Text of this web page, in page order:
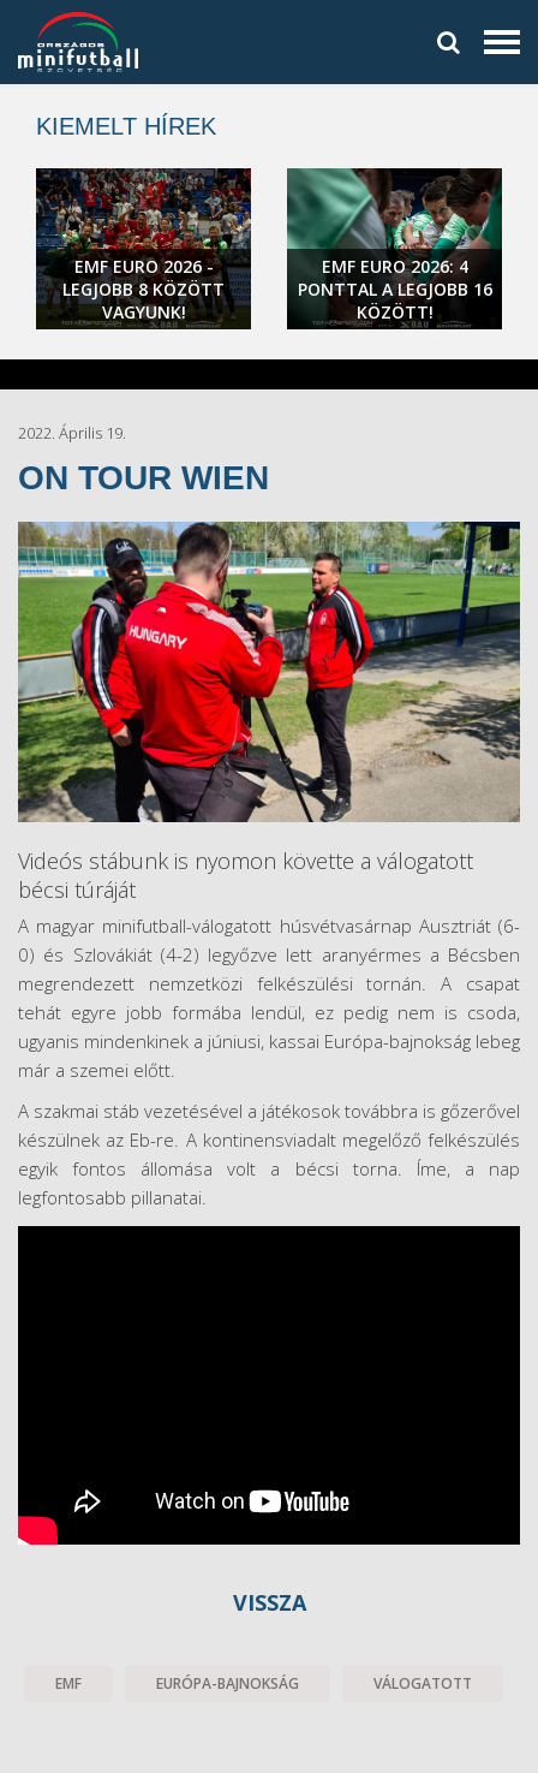
KIEMELT HÍREK
EMF EURO 2026 -
LEGJOBB 8 KÖZÖTT
VAGYUNK!
EMF EURO 2026: 4
PONTTAL A LEGJOBB 16
KÖZÖTT!
2022. Április 19.
ON TOUR WIEN
Videós stábunk is nyomon követte a válogatott
bécsi túráját
A magyar minifutball-válogatott húsvétvasárnap Ausztriát (6-
0) és Szlovákiát (4-2) legyőzve lett aranyérmes a Bécsben
megrendezett nemzetközi felkészülési tornán. A csapat
tehát egyre jobb formába lendül, ez pedig nem is csoda,
ugyanis mindenkinek a júniusi, kassai Európa-bajnokság lebeg
már a szemei előtt.
A szakmai stáb vezetésével a játékosok továbbra is gőzerővel
készülnek az Eb-re. A kontinensviadalt megelőző felkészülés
egyik fontos állomása volt a bécsi torna. Íme, a nap
legfontosabb pillanatai.
VISSZA
EMF EURÓPA-BAJNOKSÁG VÁLOGATOTT